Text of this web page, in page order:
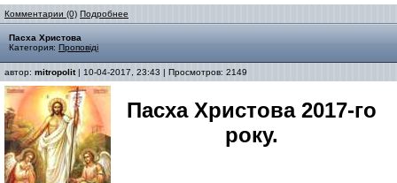
Комментарии (0) Подробнее
Пасха Христова
Категория: Проповіді
автор: mitropolit| 10-04-2017, 23:43 | Просмотров: 2149
Пасха Христова 2017-го
року.